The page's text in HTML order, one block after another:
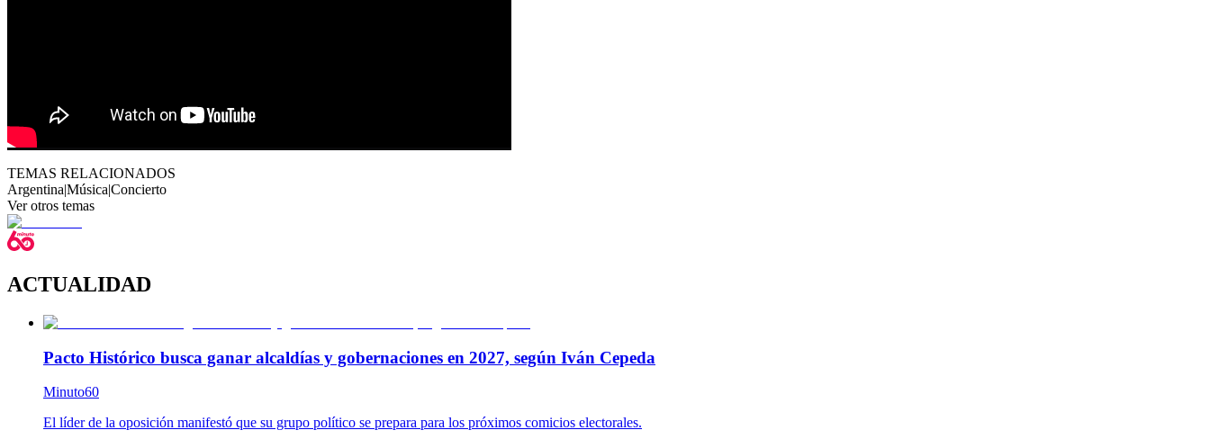
TEMAS RELACIONADOS
Argentina|Música|Concierto
Ver otros temas
ACTUALIDAD
Pacto Histórico busca ganar alcaldías y gobernaciones en 2027, según Iván Cepeda
Minuto60
El líder de la oposición manifestó que su grupo político se prepara para los próximos comicios electorales.